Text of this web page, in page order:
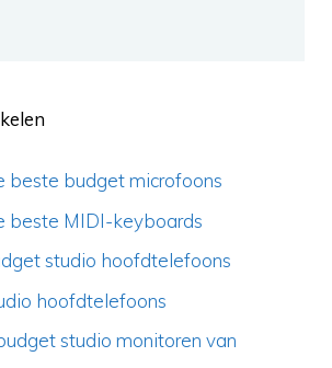
beste budget microfoons
beste MIDI-keyboards
studio hoofdtelefoons
hoofdtelefoons
studio monitoren van